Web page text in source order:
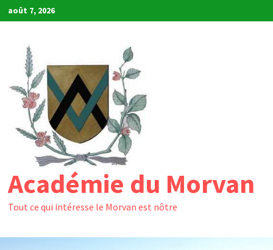
Passer
au
août 7, 2026
Académie du Morvan
Tout ce qui intéresse le Morvan est nôtre